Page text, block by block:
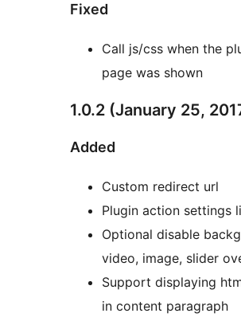
Fixed
Call js/css when the
page was shown
1.0.2 (January 25,
Added
Custom redirect url
Plugin action settings
Optional disable
video, image, slider
Support displaying
in content paragraph